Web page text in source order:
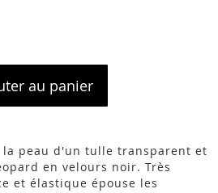
au panier
peau d'un tulle transparent et
en velours noir. Très
et élastique épouse les